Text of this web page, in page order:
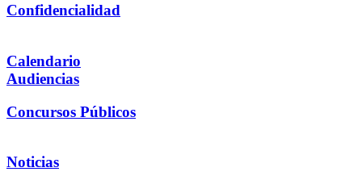
Confidencialidad
Calendario
Audiencias
Concursos Públicos
Noticias